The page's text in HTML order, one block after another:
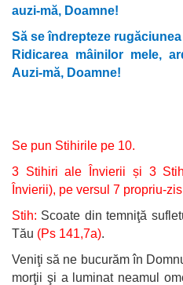
auzi-mă, Doamne!
Să se îndrepteze
Ridicarea mâinilor mele,
Auzi-mă, Doamne!
Se pun Stihirile pe 10.
3 Stihiri ale Învierii și 3
Învierii), pe versul 7 propriu-
Stih: Scoate din temniţă
Tău (Ps 141,7a).
Veniţi să ne bucurăm în
morţii şi a luminat neamul